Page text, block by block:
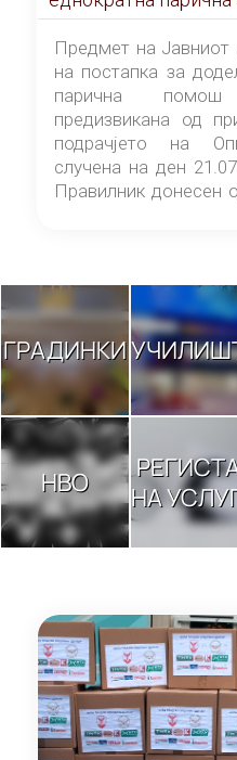
штетата предизвикана од природната
непогода на
Центар-Скопје случена на ден 21.07.2026
година
Предмет на
на постапка за
парична
предизвикана од
подрачјето на
случена на ден
Правилник донесен
ГРАДИНКИ
НВО
НА